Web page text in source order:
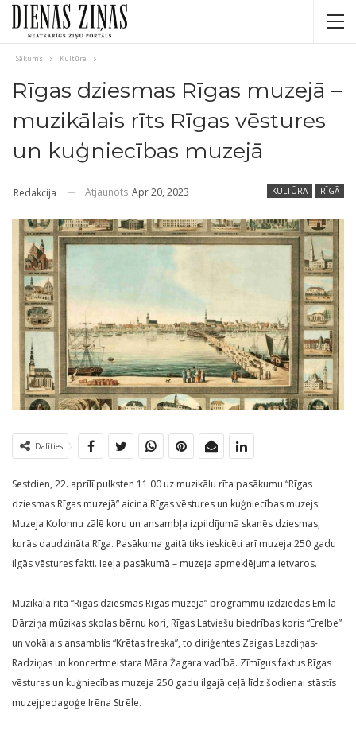
Sākums Kultūra
Rīgas dziesmas Rīgas muzejā –
muzikālais rīts Rīgas vēstures
un kuģniecības muzejā
KULTŪRA RĪGĀ
Redakcija Atjaunots Apr 20, 2023
Dalīties
Sestdien, 22. aprīlī pulksten 11.00 uz muzikālu rīta pasākumu “Rīgas
dziesmas Rīgas muzejā” aicina Rīgas vēstures un kuģniecības muzejs.
Muzeja Kolonnu zālē koru un ansambļa izpildījumā skanēs dziesmas,
kurās daudzināta Rīga. Pasākuma gaitā tiks ieskicēti arī muzeja 250 gadu
ilgās vēstures fakti. Ieeja pasākumā – muzeja apmeklējuma ietvaros.
Muzikālā rīta “Rīgas dziesmas Rīgas muzejā” programmu izdziedās Emīla
Dārziņa mūzikas skolas bērnu kori, Rīgas Latviešu biedrības koris “Erelbe”
un vokālais ansamblis “Krētas freska”, to diriģentes Zaigas Lazdiņas-
Radziņas un koncertmeistara Māra Žagara vadībā. Zīmīgus faktus Rīgas
vēstures un kuģniecības muzeja 250 gadu ilgajā ceļā līdz šodienai stāstīs
muzejpedagoģe Irēna Strēle.